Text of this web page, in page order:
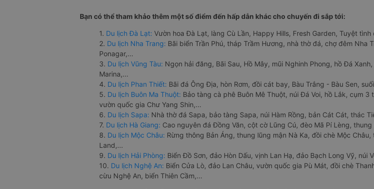
Bạn có thể tham khảo thêm một số điểm đến hấp dẫn khác cho chuyến đi sắp tới:
1. Du lịch Đà Lạt: Vườn hoa Đà Lạt, làng Cù Lần, Happy Hills, Fresh Garden, Tuyệt
2. Du lịch Nha Trang: Bãi biển Trần Phú, tháp Trầm Hương, nhà thờ đá, chợ đêm
Ponagar,...
3. Du lịch Vũng Tàu: Ngọn hải đăng, Bãi Sau, Hồ Mây, mũi Nghinh Phong, hồ Đá
Marina,...
4. Du lịch Phan Thiết: Bãi đá Ông Địa, hòn Rơm, đồi cát bay, Bàu Trắng - Bàu Sen,
5. Du lịch Buôn Ma Thuột: Bảo tàng cà phê Buôn Mê Thuột, núi Đá Voi, hồ Lắk, cụm
vườn quốc gia Chư Yang Shin,...
6. Du lịch Sapa: Nhà thờ đá Sapa, bảo tàng Sapa, núi Hàm Rồng, bản Cát Cát, thác
7. Du lịch Hà Giang: Cao nguyên đá Đồng Văn, cột cờ Lũng Cú, đèo Mã Pí Lèng,
8. Du lịch Mộc Châu: Rừng thông Bản Áng, thung lũng mận Nà Ka, đồi chè Mộc
Land,...
9. Du lịch Hải Phòng: Biển Đồ Sơn, đảo Hòn Dấu, vịnh Lan Hạ, đảo Bạch Long Vỹ, núi
10. Du lịch Nghệ An: Biển Cửa Lò, đảo Lan Châu, vườn quốc gia Pù Mát, đồi chè
cừu Nghệ An, biển Thiên Cầm,...